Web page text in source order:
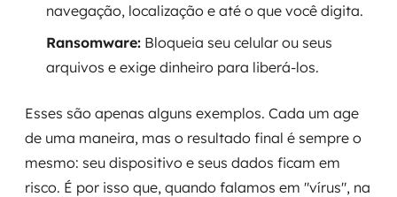
navegação, localização e até o que você digita.
Ransomware: Bloqueia seu celular ou seus
arquivos e exige dinheiro para liberá-los.
Esses são apenas alguns exemplos. Cada um age
de uma maneira, mas o resultado final é sempre o
mesmo: seu dispositivo e seus dados ficam em
risco. É por isso que, quando falamos em "vírus", na